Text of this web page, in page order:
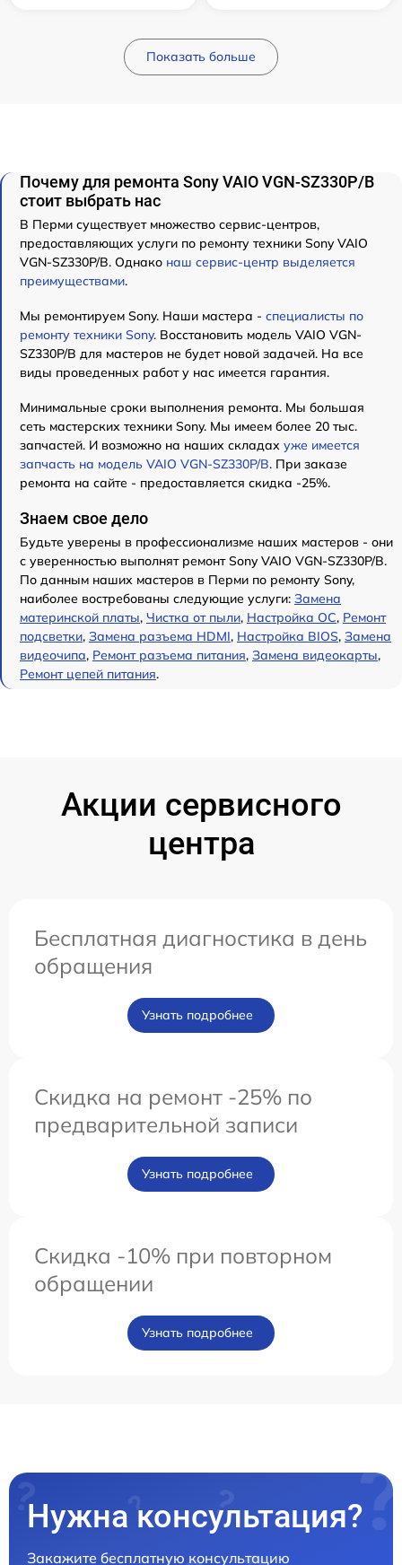
Показать больше
Почему для ремонта Sony VAIO VGN-SZ330P/B
стоит выбрать нас
В Перми существует множество сервис-центров,
предоставляющих услуги по ремонту техники Sony VAIO
VGN-SZ330P/B. Однако наш сервис-центр выделяется
преимуществами.
Мы ремонтируем Sony. Наши мастера - специалисты по
ремонту техники Sony. Восстановить модель VAIO VGN-
SZ330P/B для мастеров не будет новой задачей. На все
виды проведенных работ у нас имеется гарантия.
Минимальные сроки выполнения ремонта. Мы большая
сеть мастерских техники Sony. Мы имеем более 20 тыс.
запчастей. И возможно на наших складах уже имеется
запчасть на модель VAIO VGN-SZ330P/B. При заказе
ремонта на сайте - предоставляется скидка -25%.
Знаем свое дело
Будьте уверены в профессионализме наших мастеров - они
с уверенностью выполнят ремонт Sony VAIO VGN-SZ330P/B.
По данным наших мастеров в Перми по ремонту Sony,
наиболее востребованы следующие услуги: Замена
материнской платы, Чистка от пыли, Настройка ОС, Ремонт
подсветки, Замена разъема HDMI, Настройка BIOS, Замена
видеочипа, Ремонт разъема питания, Замена видеокарты,
Ремонт цепей питания.
Акции сервисного
центра
Бесплатная диагностика в день
обращения
Узнать подробнее
Скидка на ремонт -25% по
предварительной записи
Узнать подробнее
Скидка -10% при повторном
обращении
Узнать подробнее
Нужна консультация?
Закажите бесплатную консультацию